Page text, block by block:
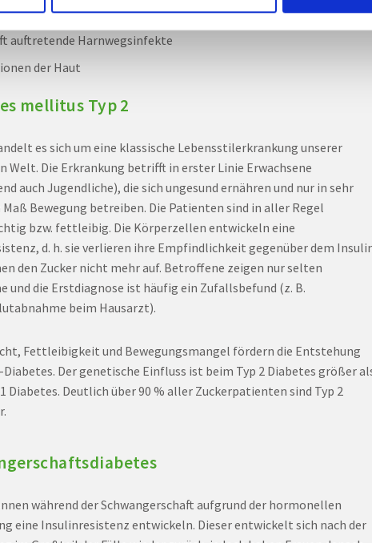
auftretende Harnwegsinfekte
der Haut
mellitus Typ 2
es sich um eine klassische Lebensstilerkrankung unserer
Welt. Die Erkrankung betrifft in erster Linie Erwachsene
auch Jugendliche), die sich ungesund ernähren und nur in sehr
Bewegung betreiben. Die Patienten sind in aller Regel
bzw. fettleibig. Die Körperzellen entwickeln eine
d. h. sie verlieren ihre Empfindlichkeit gegenüber dem
den Zucker nicht mehr auf. Betroffene zeigen nur selten
und die Erstdiagnose ist häufig ein Zufallsbefund (z. B.
beim Hausarzt).
Fettleibigkeit und Bewegungsmangel fördern die Entstehung
Diabetes. Der genetische Einfluss ist beim Typ 2 Diabetes größer
Diabetes. Deutlich über 90 % aller Zuckerpatienten sind Typ 2
während der Schwangerschaft aufgrund der hormonellen
eine Insulinresistenz entwickeln. Dieser entwickelt sich nach der